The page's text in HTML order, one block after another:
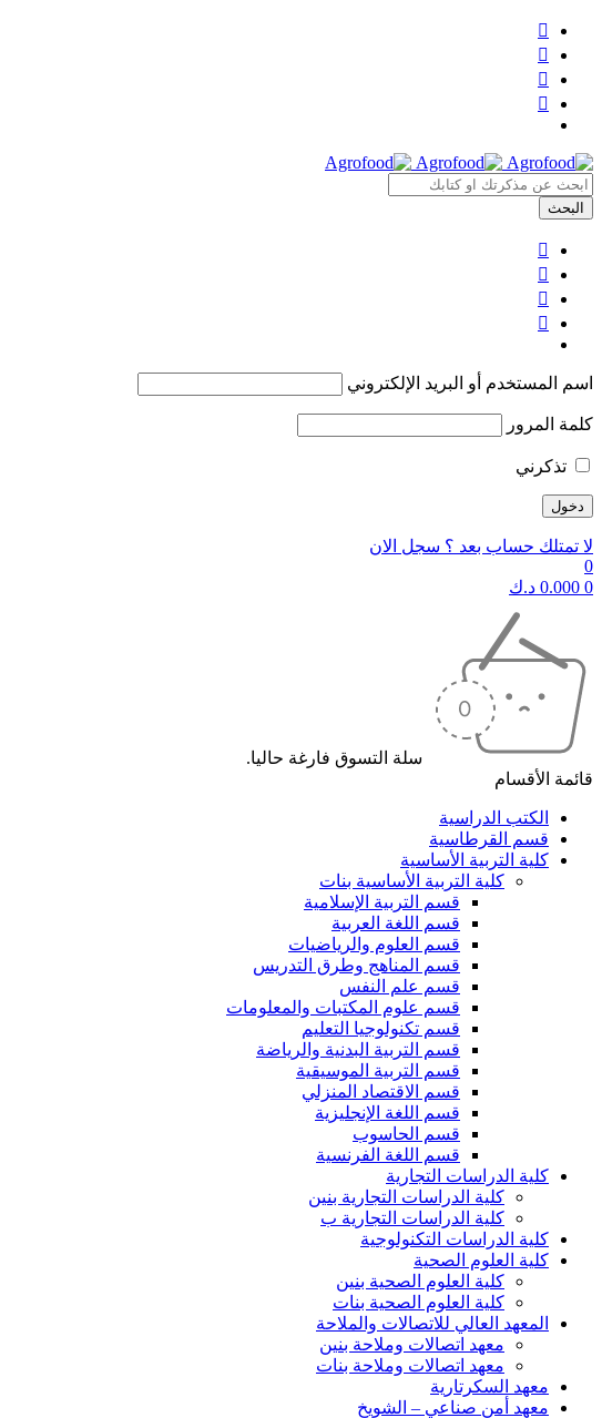
اسم المستخدم أو البريد الإلكتروني
كلمة المرور
تذكرني
لا تمتلك حساب بعد ؟ سجل الان
0
0
0.000 د.ك
سلة التسوق فارغة حاليا.
قائمة الأقسام
الكتب الدراسية
قسم القرطاسية
كلية التربية الأساسية
كلية التربية الأساسية بنات
قسم التربية الإسلامية
قسم اللغة العربية
قسم العلوم والرياضيات
قسم المناهج وطرق التدريس
قسم علم النفس
قسم علوم المكتبات والمعلومات
قسم تكنولوجيا التعليم
قسم التربية البدنية والرياضة
قسم التربية الموسيقية
قسم الاقتصاد المنزلي
قسم اللغة الإنجليزية
قسم الحاسوب
قسم اللغة الفرنسية
كلية الدراسات التجارية
كلية الدراسات التجارية بنين
كلية الدراسات التجارية ب
كلية الدراسات التكنولوجية
كلية العلوم الصحية
كلية العلوم الصحية بنين
كلية العلوم الصحية بنات
المعهد العالي للاتصالات والملاحة
معهد اتصالات وملاحة بنين
معهد اتصالات وملاحة بنات
معهد السكرتارية
معهد أمن صناعي – الشويخ